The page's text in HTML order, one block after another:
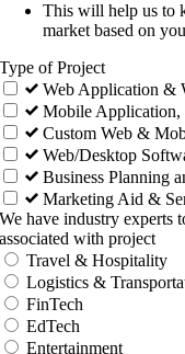
This will help us to
market based on
Type of Project
Web Application &
Mobile Application,
Custom Web &
Web/Desktop
Business Planning
Marketing Aid &
We have industry experts
associated with project
Travel & Hospitality
Logistics &
FinTech
EdTech
Entertainment